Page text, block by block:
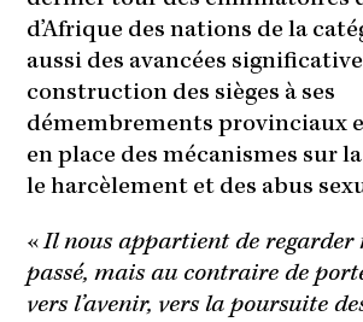
d’Afrique des nations de la
aussi des avancées
construction des sièges à ses
démembrements provinciaux
en place des mécanismes sur
le harcèlement et des abus
«Il nous appartient de regarder
passé, mais au contraire de
vers l’avenir, vers la poursuite